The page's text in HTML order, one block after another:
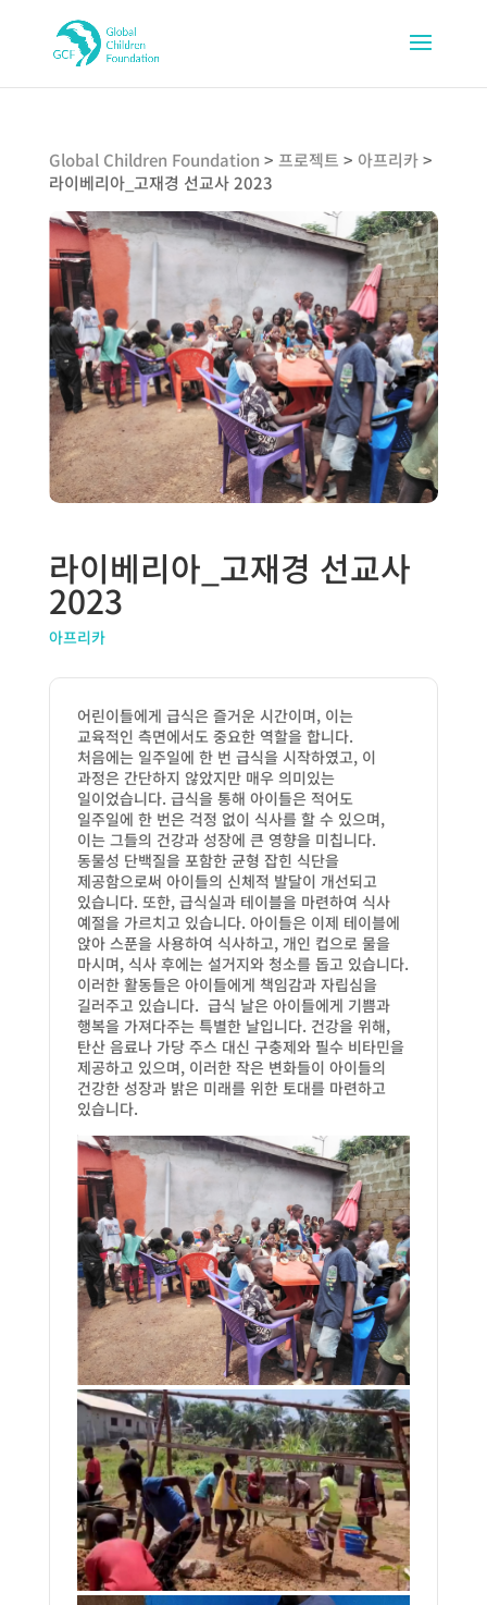
Global Children Foundation > 프로젝트 > 아프리카>
라이베리아_고재경 선교사 2023
라이베리아_고재경 선교사
2023
아프리카
어린이들에게 급식은 즐거운 시간이며, 이는
교육적인 측면에서도 중요한 역할을 합니다.
처음에는 일주일에 한 번 급식을 시작하였고, 이
과정은 간단하지 않았지만 매우 의미있는
일이었습니다. 급식을 통해 아이들은 적어도
일주일에 한 번은 걱정 없이 식사를 할 수 있으며,
이는 그들의 건강과 성장에 큰 영향을 미칩니다.
동물성 단백질을 포함한 균형 잡힌 식단을
제공함으로써 아이들의 신체적 발달이 개선되고
있습니다. 또한, 급식실과 테이블을 마련하여 식사
예절을 가르치고 있습니다. 아이들은 이제 테이블에
앉아 스푼을 사용하여 식사하고, 개인 컵으로 물을
마시며, 식사 후에는 설거지와 청소를 돕고 있습니다.
이러한 활동들은 아이들에게 책임감과 자립심을
길러주고 있습니다. 급식 날은 아이들에게 기쁨과
행복을 가져다주는 특별한 날입니다. 건강을 위해,
탄산 음료나 가당 주스 대신 구충제와 필수 비타민을
제공하고 있으며, 이러한 작은 변화들이 아이들의
건강한 성장과 밝은 미래를위한 토대를 마련하고
있습니다.